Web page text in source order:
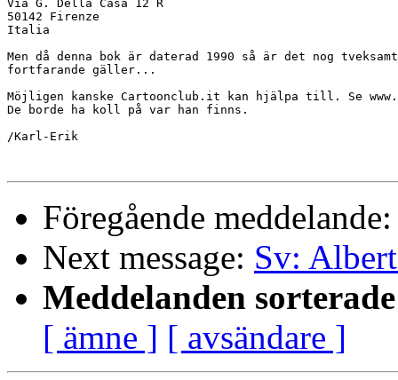
Via G. Della Casa 12 R
50142 Firenze
Italia
Men då denna bok är daterad 1990 så är det nog
fortfarande gäller...
Möjligen kanske Cartoonclub.it kan hjälpa till. Se
De borde ha koll på var han finns.
/Karl-Erik
Föregående meddelande:
Next message: Sv:
Meddelanden
[ ämne ] [ avsändare ]